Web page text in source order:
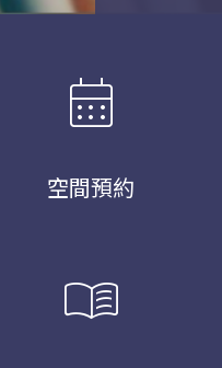
calendar_month
空間預約
menu_book